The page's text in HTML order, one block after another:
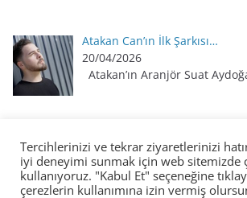
Atakan Can’ın İlk Şarkısı…
20/04/2026
Atakan’ın Aranjör Suat
Tercihlerinizi ve tekrar ziyaretlerinizi
iyi deneyimi sunmak için web sitemizde
kullanıyoruz. "Kabul Et" seçeneğine
çerezlerin kullanımına izin vermiş